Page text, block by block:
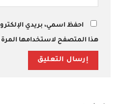
احفظ اسمي، بريدي
هذا المتصفح لاستخدامها المرة